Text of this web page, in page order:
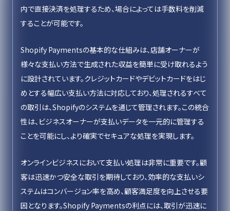
内で直接決済を処理するため、場合によっては手数料を削減
することが可能です。
Shopify Paymentsの基本的な仕組みは、店舗オーナーが
様々な支払い方法で生成された収益を簡単に受け取れるよう
に設計されています。クレジットカードやデビットカードをはじ
めとする幅広い支払い方法に対応しており、処理されるすべて
の取引は、Shopifyのシステムを通じて管理されます。この統合
性は、ビジネスオーナーが支払いデータを一元的に管理する
ことを可能にし、より確実でセキュアな処理を実現します。
オンラインビジネスにおいて支払い処理は非常に重要です。顧
客は迅速かつ安全な取引を期待しており、効率的な支払いシ
ステムはコンバージョン率を高め、顧客満足度を向上させる要
因となります。Shopify Paymentsの利点には、取引が迅速に